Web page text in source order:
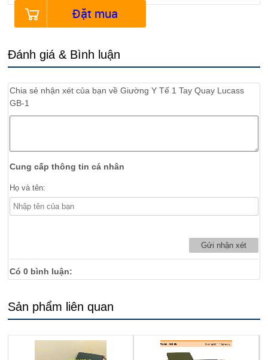
Đặt mua
Đánh giá & Bình luận
Chia sẻ nhận xét của bạn vềGiường Y Tế 1 Tay Quay Lucass
GB-1
Cung cấp thông tin cá nhân
Họ và tên:
Có0 bình luận:
Sản phẩm liên quan